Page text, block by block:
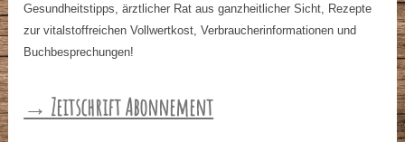
Gesundheitstipps, ärztlicher Rat aus ganzheitlicher Sicht, Rezepte
zur vitalstoffreichen Vollwertkost, Verbraucherinformationen und
Buchbesprechungen!
→ Zeitschrift Abonnement